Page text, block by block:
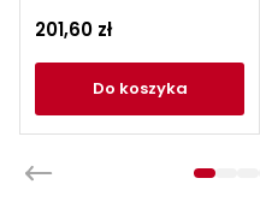
201,60 zł
do koszyka